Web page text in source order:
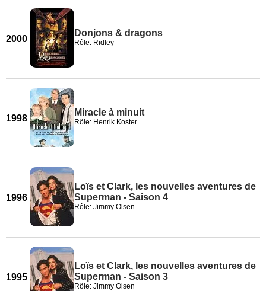
2000
Donjons & dragons
Rôle: Ridley
1998
Miracle à minuit
Rôle: Henrik Koster
1996
Loïs et Clark, les nouvelles aventures de
Superman - Saison 4
Rôle: Jimmy Olsen
1995
Loïs et Clark, les nouvelles aventures de
Superman - Saison 3
Rôle: Jimmy Olsen